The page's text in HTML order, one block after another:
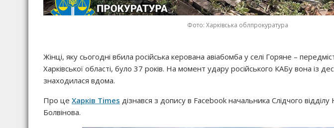
Фото: Харківська облпрокуратура
Жінці, яку сьогодні вбила російська керована авіабомба у селі Горяне –
Харківської області, було 37 років. На момент удару російського КАБу вона із
знаходилася вдома.
Про це Харків Times дізнався з допису в Facebook начальника Слідчого відділу
Болвінова.